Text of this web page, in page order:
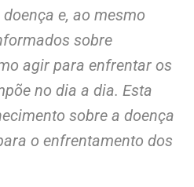
e, ao mesmo
sobre
agir para enfrentar os
no dia a dia. Esta
sobre a doença
o enfrentamento dos